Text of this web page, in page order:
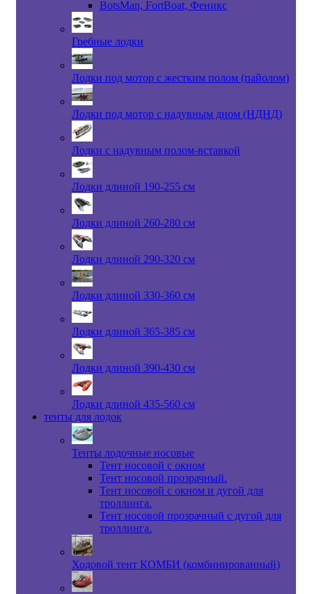
BotsMan, FortBoat, Феникс
Гребные лодки
Лодки под мотор с жестким полом (пайолом)
Лодки под мотор с надувным дном (НДНД)
Лодки с надувным полом-вставкой
Лодки длиной 190-255 см
Лодки длиной 260-280 см
Лодки длиной 290-320 см
Лодки длиной 330-360 см
Лодки длиной 365-385 см
Лодки длиной 390-430 см
Лодки длиной 435-560 см
тенты для лодок
Тенты лодочные носовые
Тент носовой с окном
Тент носовой прозрачный.
Тент носовой с окном и дугой для
троллинга.
Тент носовой прозрачный с дугой для
троллинга.
Ходовой тент КОМБИ (комбинированный)